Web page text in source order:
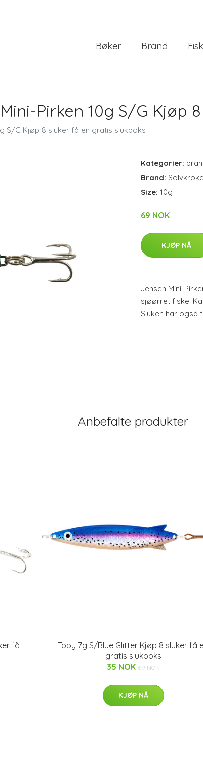
Bøker Brand
Pirken 10g S/G Kjøp
S/G Kjøp 8 sluker få en gratis slukboks
Kategorier:
Brand:
Size: 10g
69 NOK
KJØP NÅ
Jensen Mini-
sjøørret fiske.
Sluken har også
Anbefalte produkter
få
Toby 7g S/Blue Glitter Kjøp 8 sluker få
gratis slukboks
35 NOK 69 NOK
KJØP NÅ